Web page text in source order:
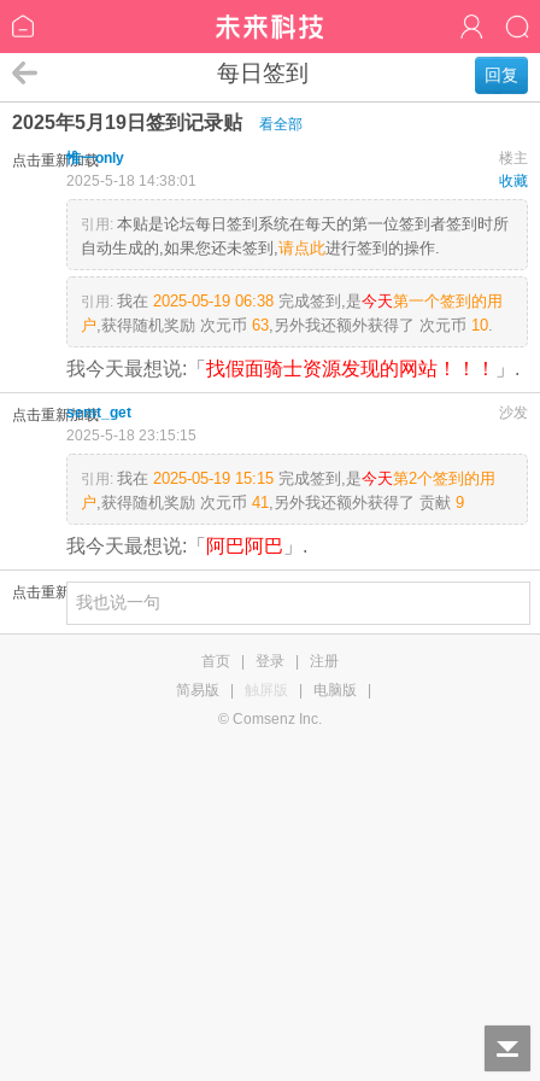
回复
每日签到
2025年5月19日签到记录贴 看全部
点击重新加载 楼主
惟一only
收藏
2025-5-18 14:38:01
引用: 本贴是论坛每日签到系统在每天的第一位签到者签到时所
自动生成的,如果您还未签到,请点此进行签到的操作.
引用: 我在 2025-05-19 06:38 完成签到,是今天第一个签到的用
户,获得随机奖励 次元币 63,另外我还额外获得了 次元币 10.
我今天最想说:「 找假面骑士资源发现的网站！！！ 」.
点击重新加载 沙发
semt_get
2025-5-18 23:15:15
引用: 我在 2025-05-19 15:15 完成签到,是今天第2个签到的用
户,获得随机奖励 次元币 41,另外我还额外获得了 贡献 9
我今天最想说:「 阿巴阿巴 」.
点击重新加载
首页 登录
注册
简易版
触屏版 电脑版
© Comsenz Inc.